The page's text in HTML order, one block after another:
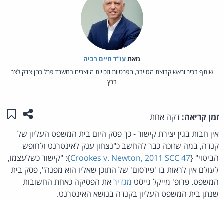
מאת‏עו"ד חיים רביה
שותף בכיר וראש קבוצת הסייבר, הפרטיות וזכויות היוצרים במשרד פרל כהן צדק לצר
ברץ
זמן קריאה: דקה אחת שתפו
אין חבות בגין יצירת קישור - כך פסק היום בית המשפט העליון של
קנדה, במה שזוכה כבר להחשב כ"נצחון ענק לאינטרנט ולחופש
הביטוי" {Crookes v. Newton, 2011 SCC 47}: "קישור כשלעצמו,
לעולם אין לראות בו 'פירסום' של התוכן שאליו הוא מפנה", פסק בית
המשפט. פרופ' מייקל גייסט מגדיראת הפסיקה כאחת החשובות
שנתן בית המשפט העליון בקנדה בנושא האינטרנט.